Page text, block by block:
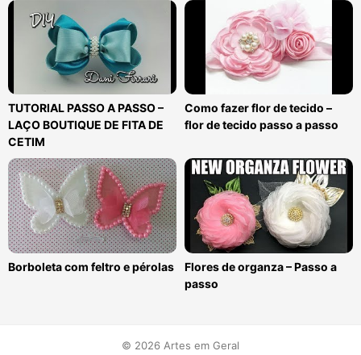
TUTORIAL PASSO A PASSO –
LAÇO BOUTIQUE DE FITA DE
CETIM
Como fazer flor de tecido –
flor de tecido passo a passo
Borboleta com feltro e pérolas
Flores de organza – Passo a
passo
© 2026 Artes em Geral